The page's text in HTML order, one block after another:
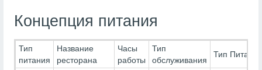
Концепция питания
Тип
питания
Название
ресторана
Часы
работы
Тип
обслуживания
Тип Питания